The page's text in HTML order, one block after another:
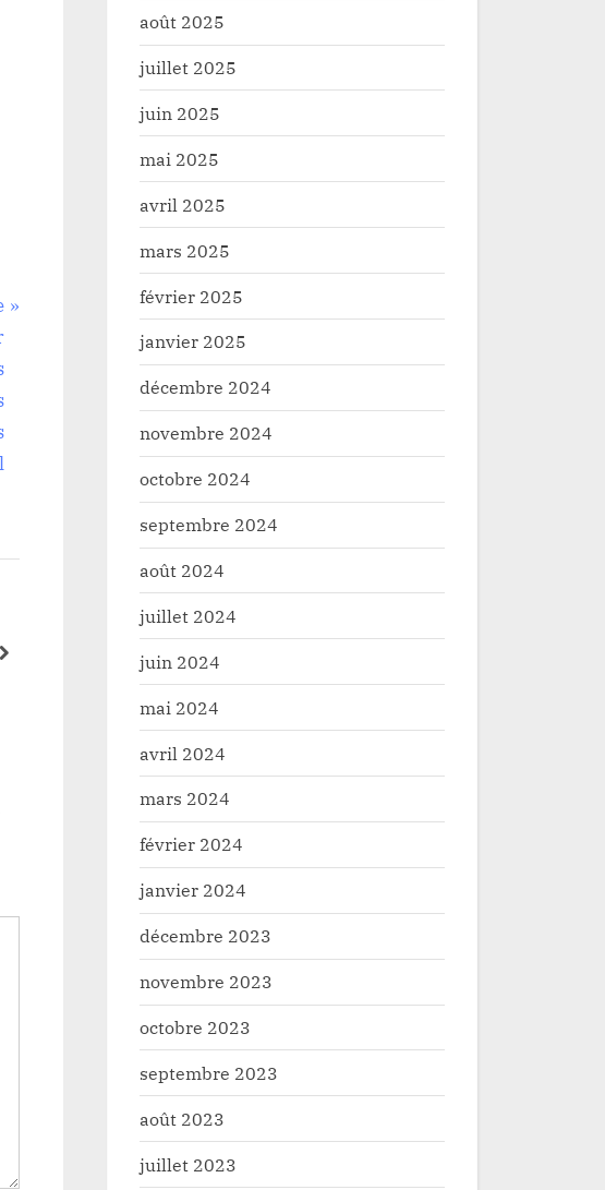
Banditisme Urbain : un homme
armés à Beni
Sécurité
next
août 2025
juillet 2025
juin 2025
mai 2025
avril 2025
mars 2025
février 2025
janvier 2025
décembre 2024
novembre 2024
octobre 2024
septembre 2024
août 2024
juillet 2024
juin 2024
mai 2024
avril 2024
mars 2024
février 2024
janvier 2024
décembre 2023
novembre 2023
octobre 2023
septembre 2023
août 2023
juillet 2023